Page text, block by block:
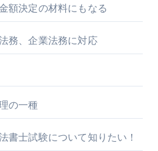
額決定の材料にもなる
務、企業法務に対応
の一種
書士試験について知りたい！